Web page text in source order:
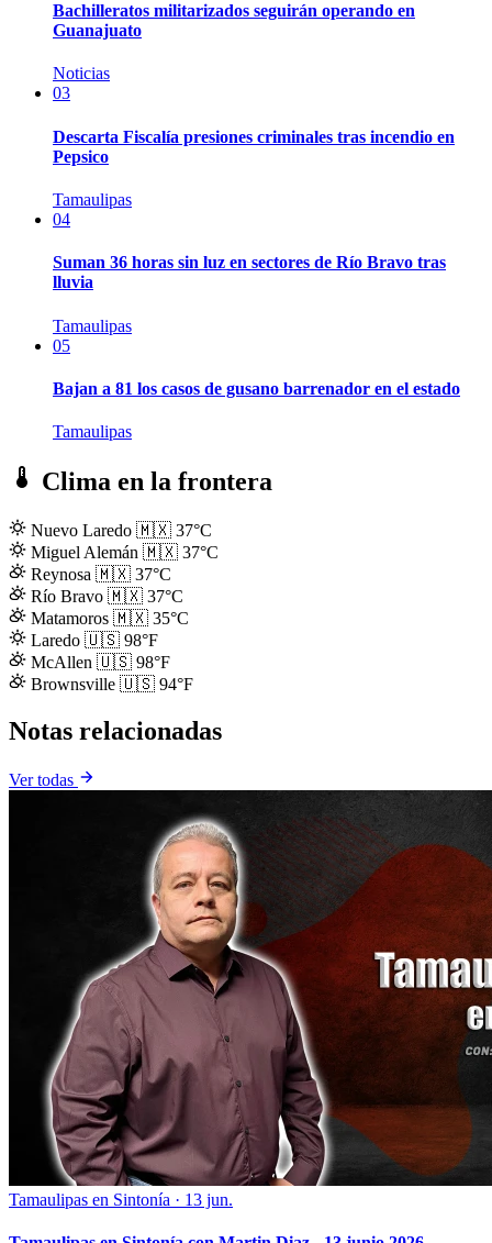
Bachilleratos militarizados seguirán operando en
Guanajuato
Noticias
03
Descarta Fiscalía presiones criminales tras incendio en
Pepsico
Tamaulipas
04
Suman 36 horas sin luz en sectores de Río Bravo tras
lluvia
Tamaulipas
05
Bajan a 81 los casos de gusano barrenador en el estado
Tamaulipas
Clima en la frontera
Nuevo Laredo 🇲🇽 37°C
Miguel Alemán 🇲🇽 37°C
Reynosa 🇲🇽 37°C
Río Bravo 🇲🇽 37°C
Matamoros 🇲🇽 35°C
Laredo 🇺🇸 98°F
McAllen 🇺🇸 98°F
Brownsville 🇺🇸 94°F
Notas relacionadas
Ver todas
Tamaulipas en Sintonía · 13 jun.